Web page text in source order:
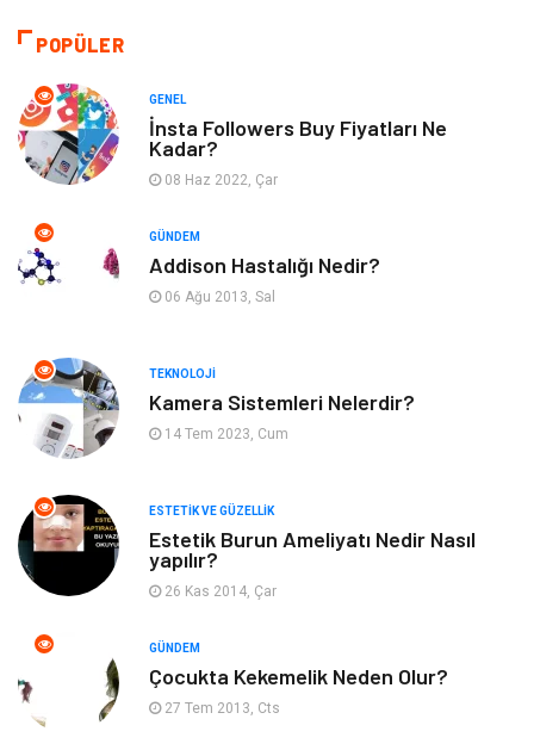
Otomotiv
Giyim
Cilt ve Deri Hastalıkları
Organizasyon Hastalıklar
Kadın Hastalıkları Alternatif Tıp
Güzellik
Beslenme
Psikolojik Hastalıklar
Kanser
POPÜLER
GENEL
İnsta Followers Buy Fiyatları Ne
Kadar?
08 Haz 2022, Çar
GÜNDEM
Addison Hastalığı Nedir?
06 Ağu 2013, Sal
TEKNOLOJI
Kamera Sistemleri Nelerdir?
14 Tem 2023, Cum
ESTETIK VE GÜZELLIK
Estetik Burun Ameliyatı Nedir Nasıl
yapılır?
26 Kas 2014, Çar
GÜNDEM
Çocukta Kekemelik Neden Olur?
27 Tem 2013, Cts